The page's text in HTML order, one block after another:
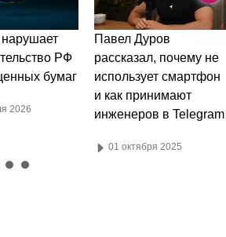
РФ
бумаг
2026
Павел Дуров
рассказал, почему не
использует смартфон
и как принимают
инженеров в Telegram
01 октября 2025